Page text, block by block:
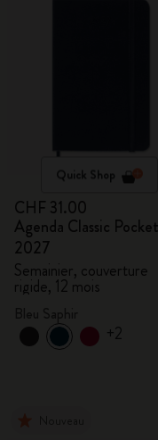
Quick Shop
CHF 31.00
Agenda Classic Pocket
2027
Semainier, couverture
rigide, 12 mois
+2